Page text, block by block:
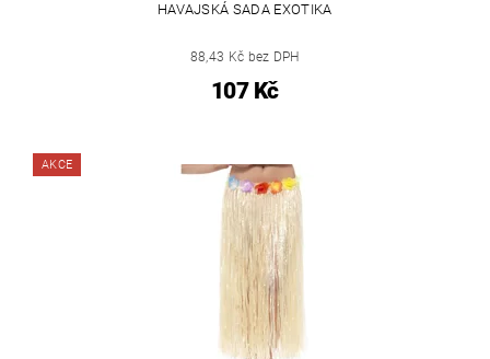
HAVAJSKÁ SADA EXOTIKA
88,43 Kč bez DPH
107 Kč
AKCE